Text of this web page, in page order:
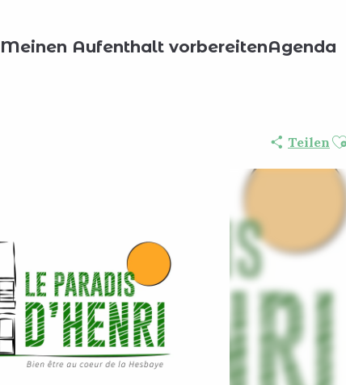
Meinen Aufenthalt vorbereitenAgenda
Teilen